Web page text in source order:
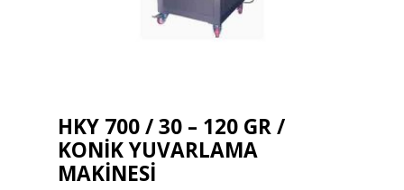
HKY 700 / 30 – 120 GR /
KONİK YUVARLAMA
MAKİNESİ